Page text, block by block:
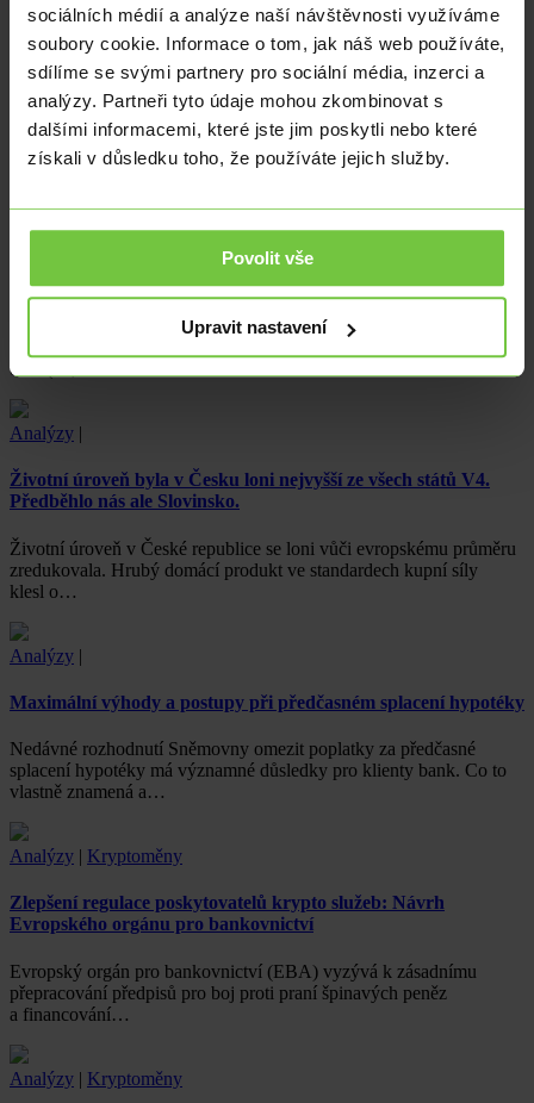
sociálních médií a analýze naší návštěvnosti využíváme
soubory cookie. Informace o tom, jak náš web používáte,
sdílíme se svými partnery pro sociální média, inzerci a
analýzy. Partneři tyto údaje mohou zkombinovat s
dalšími informacemi, které jste jim poskytli nebo které
získali v důsledku toho, že používáte jejich služby.
Povolit vše
Upravit nastavení
Projekt CBDC: Centrální banky upřednostňují ochranu
soukromí
V souvislosti s obavami o soukromí v digitálních měnách
centrálních bank (CBDC) ujišťuje představitel Banky pro
mezinárodní platby (BIS)…
Analýzy|USD
Vidina poklesu úrokových sazeb pomáhá zlatu. Posílilo na
Cena zlata se v posledních dnech vyšplhala na půlroční maxima.
unci (31,1…
Analýzy |
Životní úroveň byla v Česku loni nejvyšší ze všech států V4.
Předběhlo nás ale Slovinsko.
Životní úroveň v České republice se loni vůči evropskému průměru
zredukovala. Hrubý domácí produkt ve standardech kupní síly
klesl o…
Analýzy |
Maximální výhody a postupy při předčasném splacení hypotéky
Nedávné rozhodnutí Sněmovny omezit poplatky za předčasné
splacení hypotéky má významné důsledky pro klienty bank. Co to
vlastně znamená a…
Analýzy | Kryptoměny
Zlepšení regulace poskytovatelů krypto služeb: Návrh
Evropského orgánu pro bankovnictví
Evropský orgán pro bankovnictví (EBA) vyzývá k zásadnímu
přepracování předpisů pro boj proti praní špinavých peněz
a financování…
Analýzy | Kryptoměny